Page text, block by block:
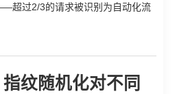
超过2/3的请求被识别为自动化流
纹随机化对不同